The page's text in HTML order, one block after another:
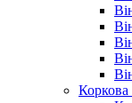
Коркова